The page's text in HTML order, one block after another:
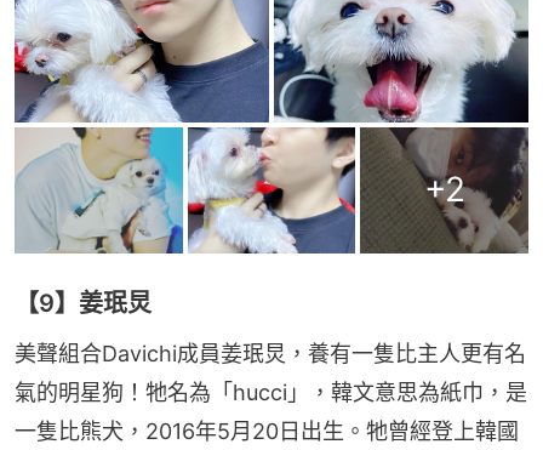
+2
【9】姜珉炅
美聲組合Davichi成員姜珉炅，養有一隻比主人更有名
氣的明星狗！牠名為「hucci」，韓文意思為紙巾，是
一隻比熊犬，2016年5月20日出生。牠曾經登上韓國